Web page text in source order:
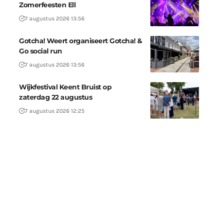
Zomerfeesten Ell
7 augustus 2026 13:56
Gotcha! Weert organiseert Gotcha! &
Go social run
7 augustus 2026 13:56
Wijkfestival Keent Bruist op
zaterdag 22 augustus
7 augustus 2026 12:25